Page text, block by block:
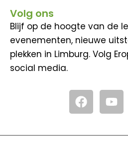
Volg ons
Blijf op de hoogte van de
evenementen, nieuwe
plekken in Limburg. Volg
social media.
F
a
c
Y
o
u